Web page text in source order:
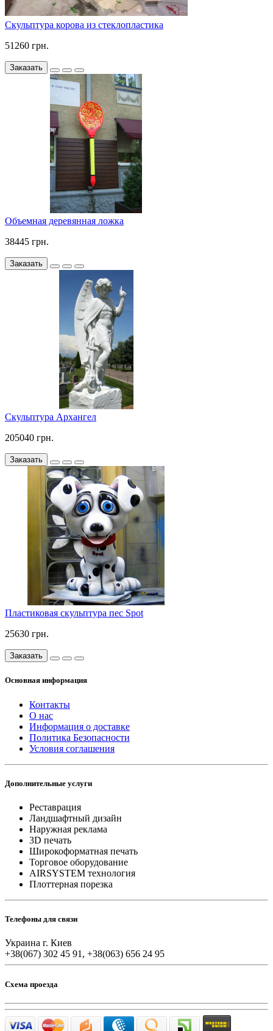
Скульптура корова из стеклопластика
51260 грн.
Заказать
Объемная деревянная ложка
38445 грн.
Заказать
Скульптура Архангел
205040 грн.
Заказать
Пластиковая скульптура пес Spot
25630 грн.
Заказать
Основная информация
Контакты
О нас
Информация о доставке
Политика Безопасности
Условия соглашения
Дополнительные услуги
Реставрация
Ландшафтный дизайн
Наружная реклама
3D печать
Широкоформатная печать
Торговое оборудование
AIRSYSTEM технология
Плоттерная порезка
Телефоны для связи
Украина г. Киев
+38(067) 302 45 91, +38(063) 656 24 95
Схема проезда